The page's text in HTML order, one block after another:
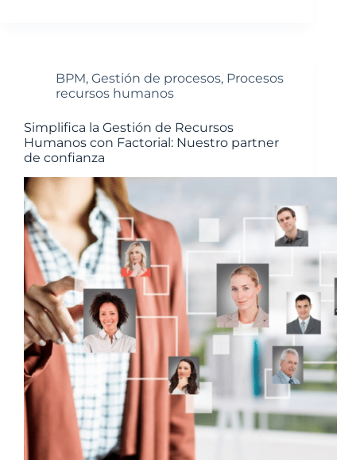
BPM, Gestión de procesos, Procesos
recursos humanos
Simplifica la Gestión de Recursos
Humanos con Factorial: Nuestro partner
de confianza